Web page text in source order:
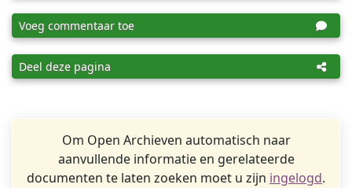
Voeg commentaar toe
Deel deze pagina
Om Open Archieven automatisch naar
aanvullende informatie en gerelateerde
documenten te laten zoeken moet u zijn ingelogd.